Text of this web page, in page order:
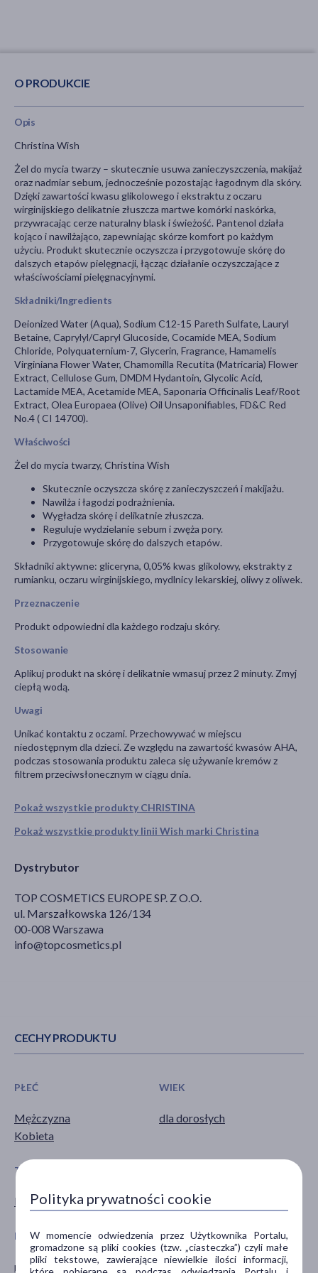
O PRODUKCIE
Pokaż wszystkie produkty CHRISTINA
Pokaż wszystkie produkty linii Wish marki Christina
Dystrybutor
TOP COSMETICS EUROPE SP. Z O.O.
ul. Marszałkowska 126/134
00-008 Warszawa
info@topcosmetics.pl
Opis
Christina Wish
Żel do mycia twarzy – skutecznie usuwa zanieczyszczenia, makijaż
oraz nadmiar sebum, jednocześnie pozostając łagodnym dla skóry.
Dzięki zawartości kwasu glikolowego i ekstraktu z oczaru
wirginijskiego delikatnie złuszcza martwe komórki naskórka,
przywracając cerze naturalny blask i świeżość. Pantenol działa
kojąco i nawilżająco, zapewniając skórze komfort po każdym
użyciu. Produkt skutecznie oczyszcza i przygotowuje skórę do
dalszych etapów pielęgnacji, łącząc działanie oczyszczające z
właściwościami pielęgnacyjnymi.
Składniki/Ingredients
Deionized Water (Aqua), Sodium C12-15 Pareth Sulfate, Lauryl
Betaine, Caprylyl/Capryl Glucoside, Cocamide MEA, Sodium
Chloride, Polyquaternium-7, Glycerin, Fragrance, Hamamelis
Virginiana Flower Water, Chamomilla Recutita (Matricaria) Flower
Extract, Cellulose Gum, DMDM Hydantoin, Glycolic Acid,
Lactamide MEA, Acetamide MEA, Saponaria Officinalis Leaf/Root
Extract, Olea Europaea (Olive) Oil Unsaponifiables, FD&C Red
No.4 ( CI 14700).
Właściwości
Żel do mycia twarzy, Christina Wish
Skutecznie oczyszcza skórę z zanieczyszczeń i makijażu.
Nawilża i łagodzi podrażnienia.
Wygładza skórę i delikatnie złuszcza.
Reguluje wydzielanie sebum i zwęża pory.
Przygotowuje skórę do dalszych etapów.
Składniki aktywne: gliceryna, 0,05% kwas glikolowy, ekstrakty z
rumianku, oczaru wirginijskiego, mydlnicy lekarskiej, oliwy z oliwek.
Przeznaczenie
Produkt odpowiedni dla każdego rodzaju skóry.
Stosowanie
Aplikuj produkt na skórę i delikatnie wmasuj przez 2 minuty. Zmyj
ciepłą wodą.
Uwagi
Unikać kontaktu z oczami. Przechowywać w miejscu
niedostępnym dla dzieci. Ze względu na zawartość kwasów AHA,
podczas stosowania produktu zaleca się używanie kremów z
filtrem przeciwsłonecznym w ciągu dnia.
CECHY PRODUKTU
PŁEĆ
Mężczyzna
Kobieta
WIEK
dla dorosłych
TYP PRODUKTU
Kosmetyk żel
DZIAŁANIE/WŁAŚCIWOŚCI
myjące
PROBLEM
suchość
Polityka prywatności cookie
W momencie odwiedzenia przez Użytkownika Portalu,
gromadzone są pliki cookies (tzw. „ciasteczka”) czyli małe
pliki tekstowe, zawierające niewielkie ilości informacji,